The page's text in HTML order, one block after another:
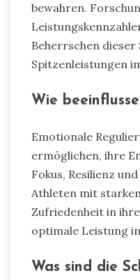
bewahren.
Beherrschen
Spitzenleistungen
Wie
Emotionale
ermöglichen, ihre
Fokus, Resilienz
Athleten mit
Zufriedenheit in
optimale Leistung
Was sind die